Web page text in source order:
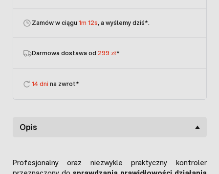
Zamów w ciągu 1m 12s, a wyślemy dziś*.
Darmowa dostawa od 299 zł*
14 dni na zwrot*
Opis
Profesjonalny oraz niezwykle praktyczny kontroler